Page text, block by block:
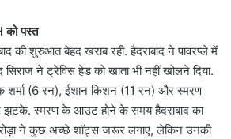
को पस्त
की शुरुआत बेहद खराब रही. हैदराबाद ने पावरप्ले में
सिराज ने ट्रेविस हेड को खाता भी नहीं खोलने दिया.
शर्मा (6 रन), ईशान किशन (11 रन) और स्मरण
झटके. स्मरण के आउट होने के समय हैदराबाद का
ने कुछ अच्छे शॉट्स जरूर लगाए, लेकिन उनकी